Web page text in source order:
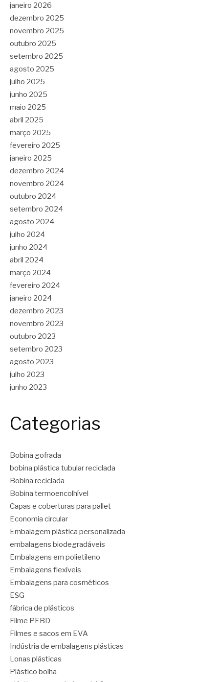
janeiro 2026
dezembro 2025
novembro 2025
outubro 2025
setembro 2025
agosto 2025
julho 2025
junho 2025
maio 2025
abril 2025
março 2025
fevereiro 2025
janeiro 2025
dezembro 2024
novembro 2024
outubro 2024
setembro 2024
agosto 2024
julho 2024
junho 2024
abril 2024
março 2024
fevereiro 2024
janeiro 2024
dezembro 2023
novembro 2023
outubro 2023
setembro 2023
agosto 2023
julho 2023
junho 2023
Categorias
Bobina gofrada
bobina plástica tubular reciclada
Bobina reciclada
Bobina termoencolhível
Capas e coberturas para pallet
Economia circular
Embalagem plástica personalizada
embalagens biodegradáveis
Embalagens em polietileno
Embalagens flexíveis
Embalagens para cosméticos
ESG
fábrica de plásticos
Filme PEBD
Filmes e sacos em EVA
Indústria de embalagens plásticas
Lonas plásticas
Plástico bolha